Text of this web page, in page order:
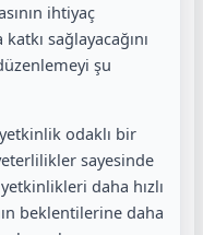
ihtiyaç
sağlayacağını
şu
odaklı bir
sayesinde
daha hızlı
beklentilerine daha